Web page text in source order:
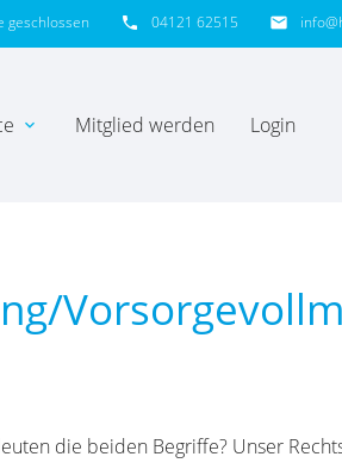
email
phone 04121 62515
geschlossen
expand_more Mitglied werden Login
die beiden Begriffe? Unser